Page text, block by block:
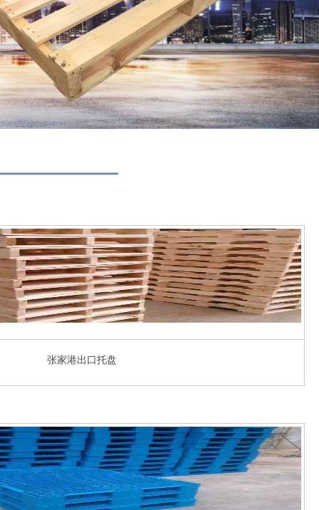
张家港出口托盘